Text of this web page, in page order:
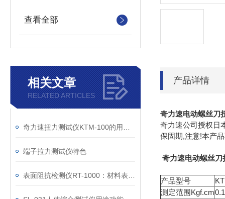
查看全部
相关文章
RELATED ARTICLES
端子拉力测试仪特色
产品详情
奇力速电动螺丝刀
奇力速公司授权日
保固期,注意!本产
奇力速电动螺丝
产品型号
测定范围Kgf.cm